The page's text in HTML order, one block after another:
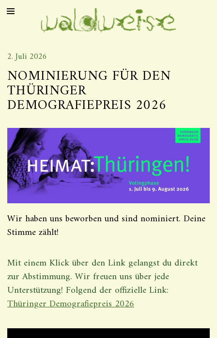
2. Juli 2026
NOMINIERUNG FÜR DEN
THÜRINGER
DEMOGRAFIEPREIS 2026
Wir haben uns beworben und sind nominiert. Deine
Stimme zählt!
Mit einem Klick über den Link gelangst du direkt
zur Abstimmung. Wir freuen uns über jede
Unterstützung! Folgend der offizielle Link:
Thüringer Demografiepreis 2026